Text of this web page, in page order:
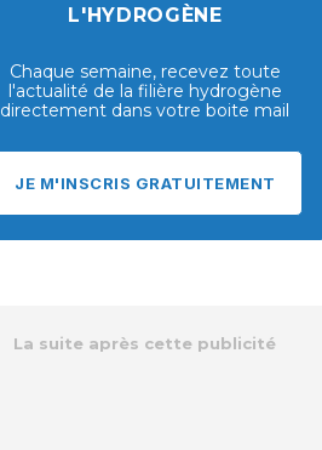
L'HYDROGÈNE
Chaque semaine, recevez toute
l'actualité de la filière hydrogène
directement dans votre boite mail
JE M'INSCRIS GRATUITEMENT